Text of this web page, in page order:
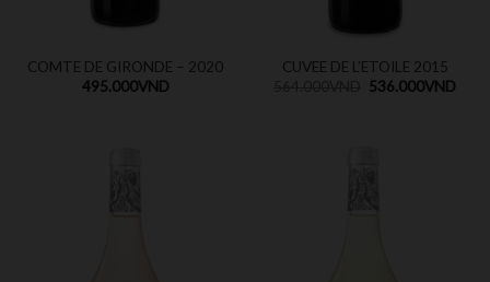
COMTE DE GIRONDE – 2020
495.000VND
CUVEE DE L’ETOILE 2015
536.000VND